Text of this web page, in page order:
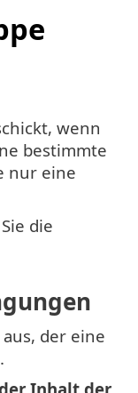
wenn
bestimmte
nur eine
die
der eine